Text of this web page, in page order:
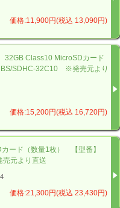
価格:11,900円(税込 13,090円)
Class10 MicroSDカード
BS/SDHC-32C10 ※発売元より
価格:15,200円(税込 16,720円)
ード（数量1枚） 【型番】
元より直送
価格:21,300円(税込 23,430円)